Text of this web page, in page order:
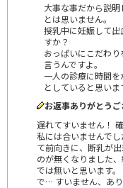
大事な事だから説
とは思いません。
授乳中に妊娠して
すか？
おっぱいにこだわ
言うんですよ。
一人の診療に時間
としていると思いま
お返事ありがとうご
遅れてすいません！
私には合いませんで
て前向きに、断乳が
のが無くなりました
では無いと思います
で… すいません、あ